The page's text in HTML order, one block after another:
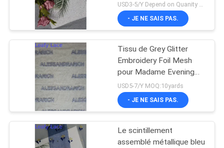
déjouez le tissu
imprimé
USD3-5/Y Depend on Quanity MOQ:10yards
- JE NE SAIS PAS.
Tissu de Grey Glitter
Embroidery Foil Mesh
pour Madame Evening
Dress
USD5-7/Y MOQ:10yards
- JE NE SAIS PAS.
Le scintillement
assemblé métallique bleu